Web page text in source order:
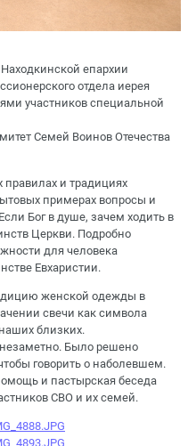
епархии
отдела иерея
участников специальной
Семей Воинов Отечества
правилах и традициях
примерах вопросы и
Бог в душе, зачем ходить в
Церкви. Подробно
для человека
Евхаристии.
женской одежды в
свечи как символа
близких.
Было решено
говорить о наболевшем.
и пастырская беседа
СВО и их семей.